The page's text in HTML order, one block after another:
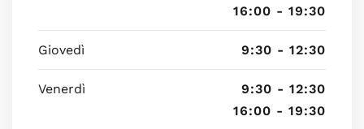
16:00 - 19:30
Giovedì 9:30 - 12:30
Venerdì
9:30 - 12:30
16:00 - 19:30